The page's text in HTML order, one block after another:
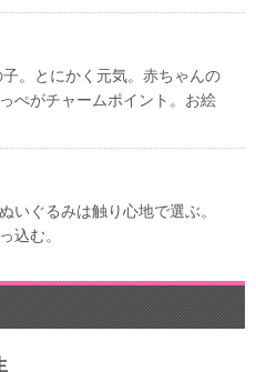
。とにかく元気。赤ちゃんの
ぺがチャームポイント。お絵
いぐるみは触り心地で選ぶ。
込む。